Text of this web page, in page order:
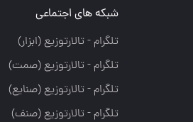
شبکه های اجتماعی
تلگرام - تالارتوزيع (ابزار)
تلگرام - تالارتوزيع (صمت)
تلگرام - تالارتوزيع (صنايع)
تلگرام - تالارتوزیع (صنف)